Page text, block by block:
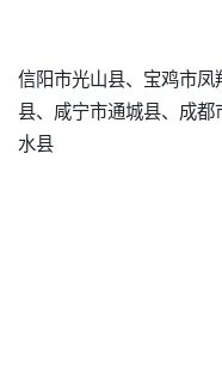
信阳市光山县、宝鸡市
县、咸宁市通城县、成
水县